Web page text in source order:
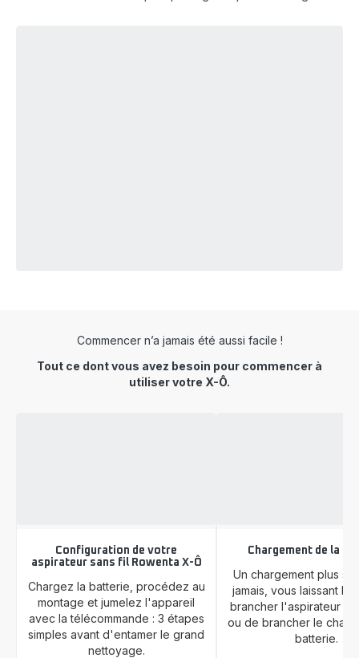
Commencer n’a jamais été aussi facile !
Tout ce dont vous avez besoin pour commencer à
utiliser votre X-Ô.
Configuration de votre
aspirateur sans fil Rowenta X-Ô
Chargez la batterie, procédez au
montage et jumelez l'appareil
avec la télécommande : 3 étapes
simples avant d'entamer le grand
nettoyage.
Chargement de la
Un chargement plus
jamais, vous laissant le
brancher l'aspirateur
ou de brancher le
batterie.